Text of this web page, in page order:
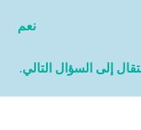
نعم
إلى السؤال التالي.